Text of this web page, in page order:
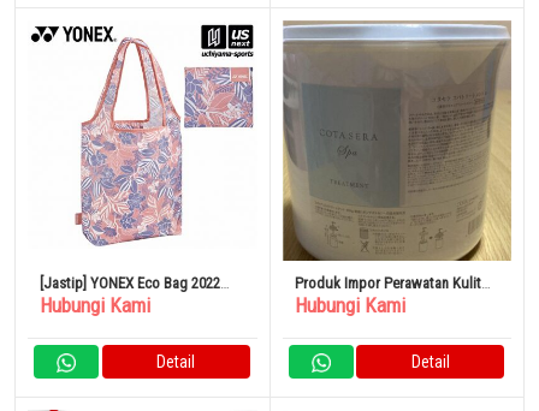
[Jastip] YONEX Eco Bag 2022
Tas Belanja BAG2063
Hubungi Kami
Detail
Produk Impor Perawatan Kulit
Kepala Cota Sera Spa
Hubungi Kami
Detail